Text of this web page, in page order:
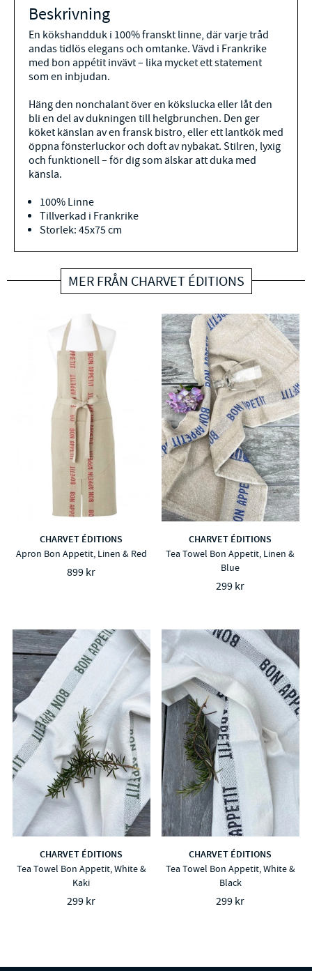
Beskrivning
En kökshandduk i 100% franskt linne, där varje tråd
andas tidlös elegans och omtanke. Vävd i Frankrike
med bon appétit invävt – lika mycket ett statement
som en inbjudan.
Häng den nonchalant över en kökslucka eller låt den
bli en del av dukningen till helgbrunchen. Den ger
köket känslan av en fransk bistro, eller ett lantkök med
öppna fönsterluckor och doft av nybakat. Stilren, lyxig
och funktionell – för dig som älskar att duka med
känsla.
100% Linne
Tillverkad i Frankrike
Storlek: 45x75 cm
MER FRÅN CHARVET ÉDITIONS
CHARVET ÉDITIONS
Apron Bon Appetit, Linen & Red
899 kr
CHARVET ÉDITIONS
Tea Towel Bon Appetit, Linen &
Blue
299 kr
CHARVET ÉDITIONS
Tea Towel Bon Appetit, White &
Kaki
299 kr
CHARVET ÉDITIONS
Tea Towel Bon Appetit, White &
Black
299 kr